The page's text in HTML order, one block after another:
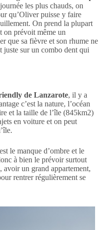
les plus chauds, on
qu’Oliver puisse y faire
On prend la plupart
on prévoit même un
que sa fièvre et son rhume ne
juste sur un combo dent qui
de Lanzarote, il y a
c’est la nature, l’océan
et la taille de l’île (845km2)
en voiture et on peut
le manque d’ombre et le
à bien le prévoir surtout
avoir un grand appartement,
rentrer régulièrement se